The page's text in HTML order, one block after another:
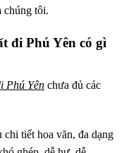
chúng tôi.
đi Phú Yên có gì
Phú Yên chưa đủ các
tiết hoa văn, đa dạng